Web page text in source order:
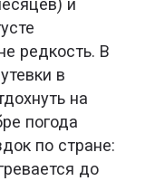
и
редкость. В
в
на
погода
по стране:
до